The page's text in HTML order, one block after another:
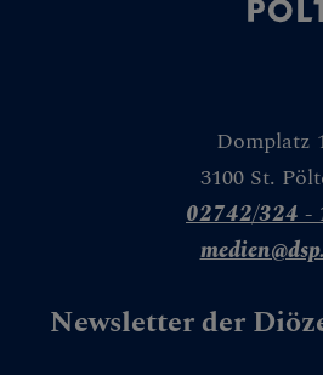
Domplatz
3100 St.
02742/324 -
Newsletter der